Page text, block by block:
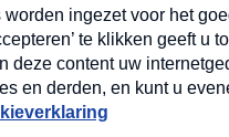
Meldpunt
Heel